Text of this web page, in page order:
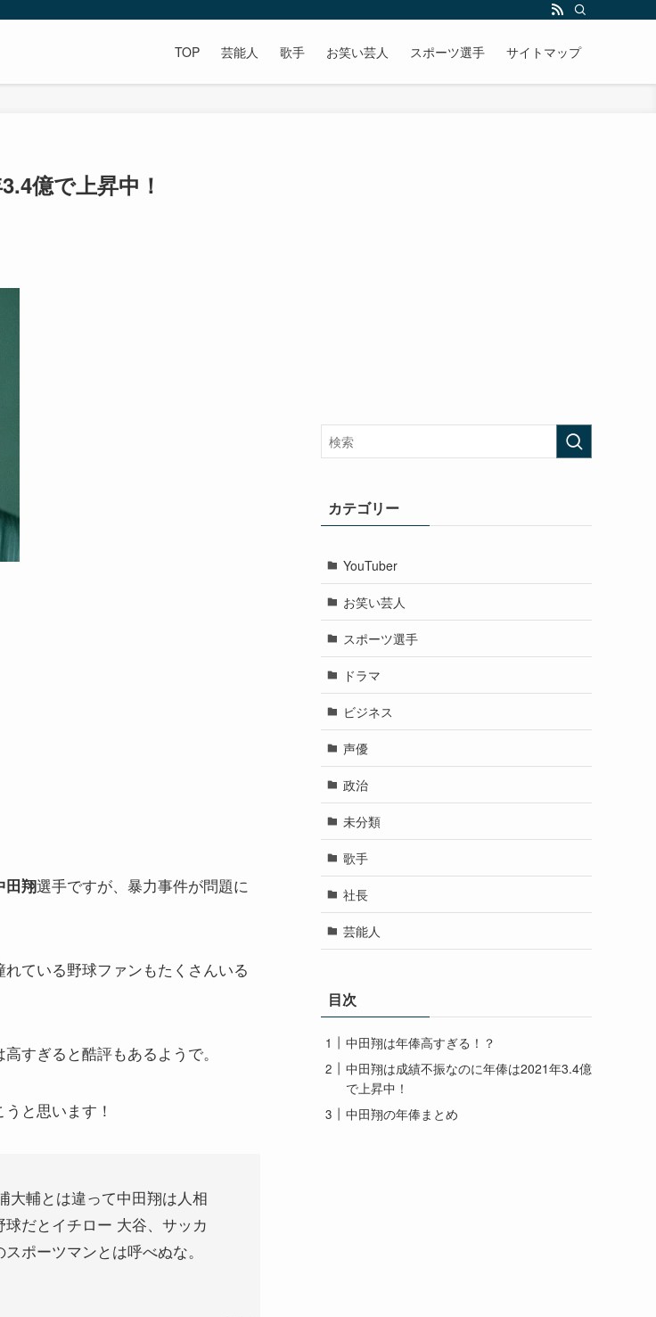
TOP 芸能人 歌手 お笑い芸人 スポーツ選手 サイトマップ
億で上昇中！
田翔選手ですが、暴力事件が問題に
ている野球ファンもたくさんいる
すぎると酷評もあるようで。
と思います！
大輔とは違って中田翔は人相
だとイチロー 大谷、サッカ
ポーツマンとは呼べぬな。
カテゴリー
YouTuber
お笑い芸人
スポーツ選手
ドラマ
ビジネス
声優
政治
未分類
歌手
社長
芸能人
目次
中田翔は年俸高すぎる！？
中田翔は成績不振なのに年俸は2021年3.4億
で上昇中！
中田翔の年俸まとめ